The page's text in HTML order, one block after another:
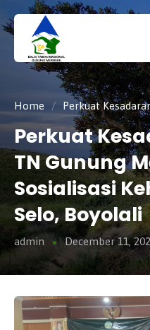
Taman
Nasiona
Gunung
Merbabu
tnmerbabu,
tngunungmerbabu,
tamannasional,
gunungmerbabu,
Home / Perkuat Kesadaran Hukum, TN
Perkuat
TN Gunung
Sosialisasi
Selo, Boyolali
admin December 11,